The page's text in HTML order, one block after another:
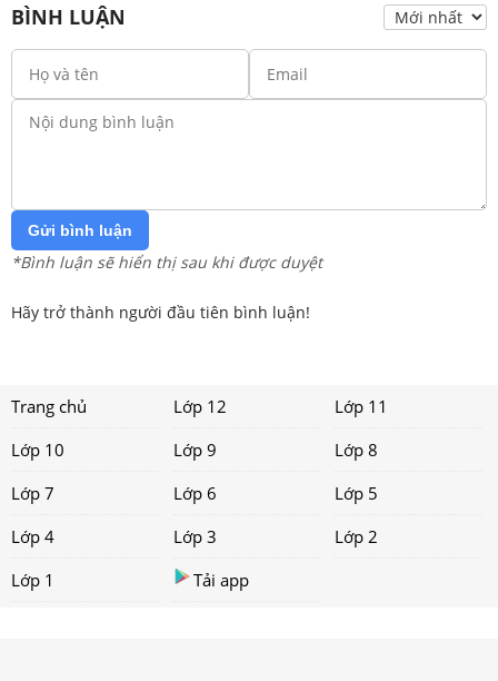
BÌNH LUẬN
Gửi bình luận
*Bình luận sẽ hiển thị sau khi được duyệt
Hãy trở thành người đầu tiên bình luận!
Trang chủ Lớp 12
Lớp 11
Lớp 10
Lớp 9
Lớp 8
Lớp 7
Lớp 6
Lớp 5
Lớp 4
Lớp 3
Lớp 2
Lớp 1
Tải app